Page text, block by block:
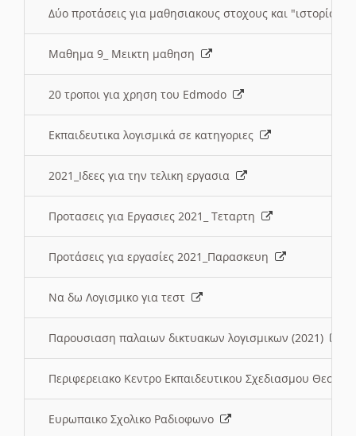
Δύο προτάσεις για μαθησιακους στοχους και "ιστορία"
Μαθημα 9_ Μεικτη μαθηση
20 τροποι για χρηση του Edmodo
Εκπαιδευτικα λογισμικά σε κατηγοριες
2021_Ιδεες για την τελικη εργασια
Προτασεις για Εργασιες 2021_ Τεταρτη
Προτάσεις για εργασίες 2021_Παρασκευη
Να δω Λογισμικο για τεστ
Παρουσιαση παλαιων δικτυακων λογισμικων (2021)
Περιφερειακο Κεντρο Εκπαιδευτικου Σχεδιασμου
Ευρωπαικο Σχολικο Ραδιοφωνο